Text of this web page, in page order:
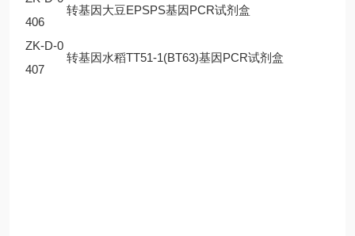
406
转基因大豆EPSPS基因PCR试剂盒
ZK-D-0
407
转基因水稻TT51-1(BT63)基因PCR试剂盒